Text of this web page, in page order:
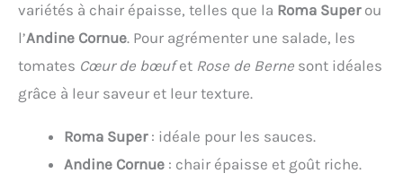
variétés à chair épaisse, telles que la Roma Superou
l’Andine Cornue. Pour agrémenter une salade, les
tomates Cœur de bœufet Rose de Berne sont idéales
grâce à leur saveur et leur texture.
Roma Super: idéale pour les sauces.
Andine Cornue : chair épaisse et goût riche.